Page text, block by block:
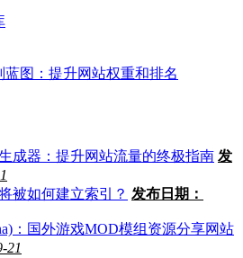
蓝图：提升网站权重和排名
成器：提升网站流量的终极指南 发
被如何建立索引？ 发布日期：
：国外游戏MOD模组资源分享网站
21